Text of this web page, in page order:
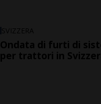
SVIZZERA
Ondata di furti di
per trattori in